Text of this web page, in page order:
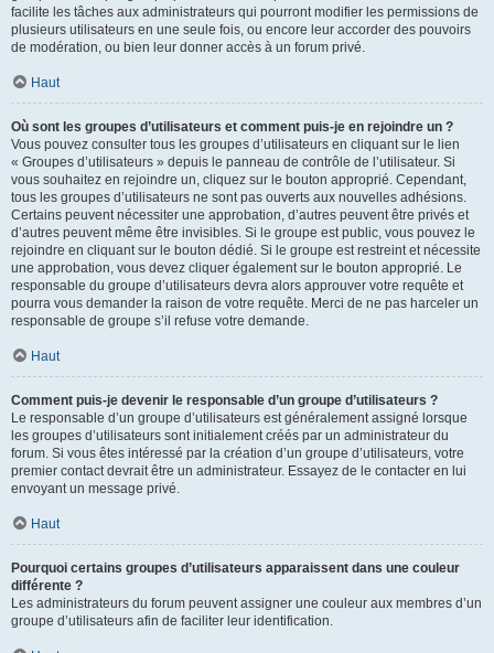
facilite les tâches aux administrateurs qui pourront modifier les permissions de
plusieurs utilisateurs en une seule fois, ou encore leur accorder des pouvoirs
de modération, ou bien leur donner accès à un forum privé.
Haut
Où sont les groupes d’utilisateurs et comment puis-je en rejoindre un ?
Vous pouvez consulter tous les groupes d’utilisateurs en cliquant sur le lien
« Groupes d’utilisateurs » depuis le panneau de contrôle de l’utilisateur. Si
vous souhaitez en rejoindre un, cliquez sur le bouton approprié. Cependant,
tous les groupes d’utilisateurs ne sont pas ouverts aux nouvelles adhésions.
Certains peuvent nécessiter une approbation, d’autres peuvent être privés et
d’autres peuvent même être invisibles. Si le groupe est public, vous pouvez le
rejoindre en cliquant sur le bouton dédié. Si le groupe est restreint et nécessite
une approbation, vous devez cliquer également sur le bouton approprié. Le
responsable du groupe d’utilisateurs devra alors approuver votre requête et
pourra vous demander la raison de votre requête. Merci de ne pas harceler un
responsable de groupe s’il refuse votre demande.
Haut
Comment puis-je devenir le responsable d’un groupe d’utilisateurs ?
Le responsable d’un groupe d’utilisateurs est généralement assigné lorsque
les groupes d’utilisateurs sont initialement créés par un administrateur du
forum. Si vous êtes intéressé par la création d’un groupe d’utilisateurs, votre
premier contact devrait être un administrateur. Essayez de le contacter en lui
envoyant un message privé.
Haut
Pourquoi certains groupes d’utilisateurs apparaissent dans une couleur
différente ?
Les administrateurs du forum peuvent assigner une couleur aux membres d’un
groupe d’utilisateurs afin de faciliter leur identification.